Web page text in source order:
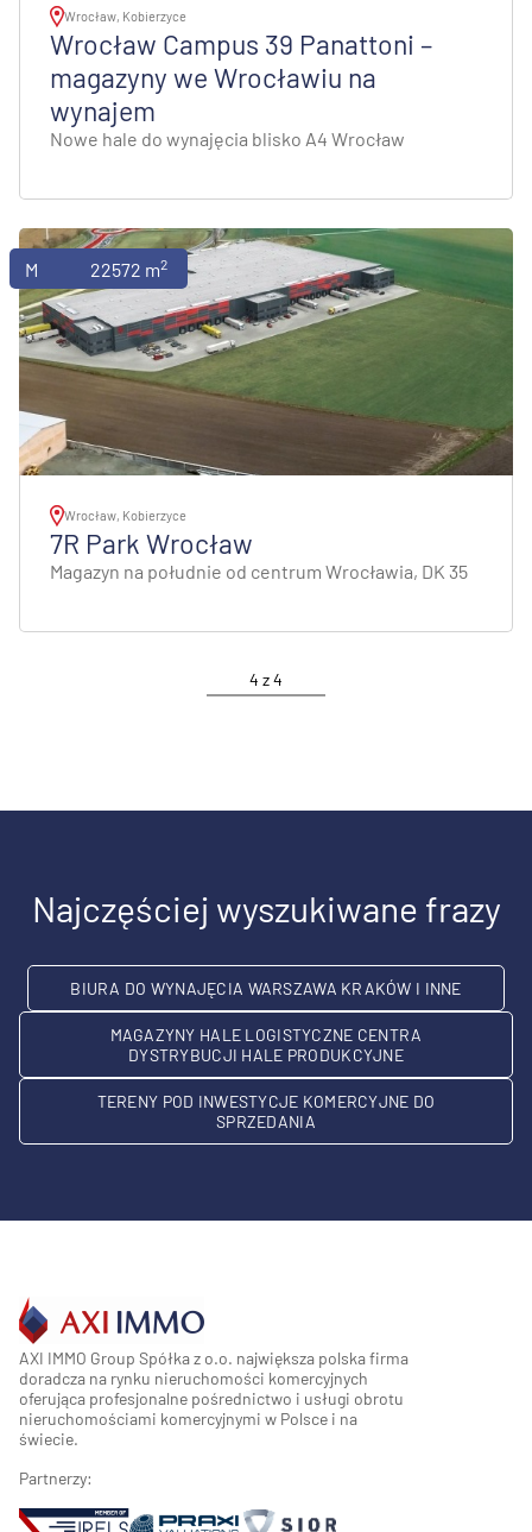
Wrocław, Kobierzyce
Wrocław Campus 39 Panattoni –
magazyny we Wrocławiu na
wynajem
Nowe hale do wynajęcia blisko A4 Wrocław
Magazyny22572 m2
Wrocław, Kobierzyce
7R Park Wrocław
Magazyn na południe od centrum Wrocławia, DK 35
4 z4
Najczęściej wyszukiwane frazy
BIURA DO WYNAJĘCIA WARSZAWA KRAKÓW I INNE
MAGAZYNY HALE LOGISTYCZNE CENTRA
DYSTRYBUCJI HALE PRODUKCYJNE
TERENY POD INWESTYCJE KOMERCYJNE DO
SPRZEDANIA
AXI IMMO Group Spółka z o.o. największa polska firma
doradcza na rynku nieruchomości komercyjnych
oferująca profesjonalne pośrednictwo i usługi obrotu
nieruchomościami komercyjnymi w Polsce i na
świecie.
Partnerzy: